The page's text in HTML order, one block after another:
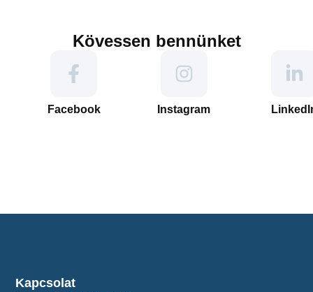
Kövessen bennünket
Facebook Instagram
Kapcsolat